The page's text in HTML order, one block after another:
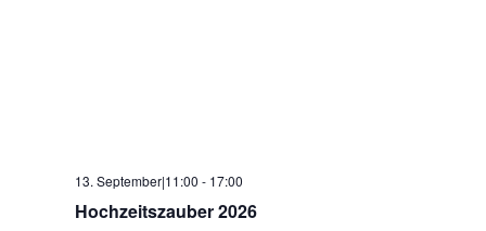
13. September|11:00 - 17:00
Hochzeitszauber 2026